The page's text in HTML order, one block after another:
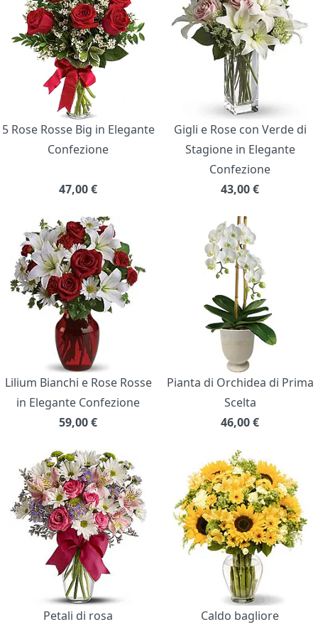
5 Rose Rosse Big in Elegante
Confezione
47,00€
Gigli e Rose con Verde di
Stagione in Elegante
Confezione
43,00€
Lilium Bianchi e Rose Rosse
in Elegante Confezione
59,00€
Pianta di Orchidea di Prima
Scelta
46,00€
Petali di rosa
Caldo bagliore